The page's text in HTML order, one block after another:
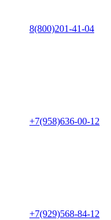
8(800)201-41-04
+7(958)636-00-12
+7(929)568-84-12